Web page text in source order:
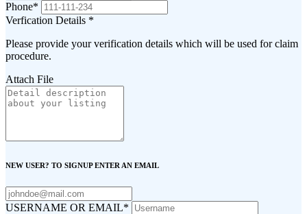
Phone*
Verfication Details *
Please provide your verification details which will be used for claim
procedure.
Attach File
NEW USER? TO SIGNUP ENTER AN EMAIL
USERNAME OR EMAIL*